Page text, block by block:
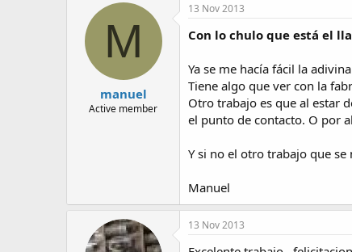
M
manuel
Active member
13 Nov 2013
Con lo chulo que está el
Ya se me hacía fácil la
Tiene algo que ver con la
Otro trabajo es que al estar
el punto de contacto. O por
Y si no el otro trabajo que
Manuel
13 Nov 2013